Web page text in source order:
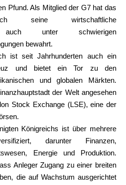
Konto
712 2955
Pfund. Als Mitglied der G7 hat das
seine wirtschaftliche
auch unter schwierigen
bewahrt.
ist seit Jahrhunderten auch ein
und bietet ein Tor zu den
und globalen Märkten.
der Welt angesehen
Stock Exchange (LSE), eine der
Königreichs ist über mehrere
darunter Finanzen,
Energie und Produktion.
Anleger Zugang zu einer breiten
die auf Wachstum ausgerichtet